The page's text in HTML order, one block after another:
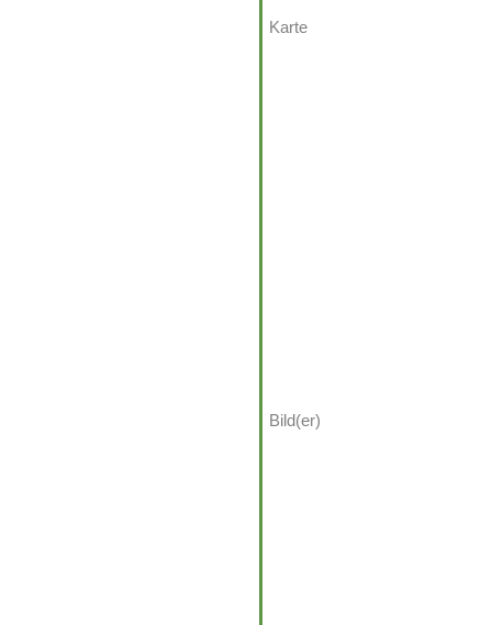
Karte
Bild(er)